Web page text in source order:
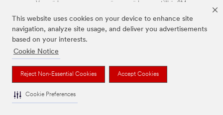
This website uses cookies on your device to enhance site
navigation, analyze site usage, and deliver you advertisements
based on your interests.
Cookie Notice
Reject Non-Essential Cookies Accept Cookies
Cookie Preferences
Varumärken som anges ovan är varumärken som tillhör 3M.